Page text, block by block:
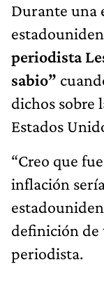
Durante una
periodista
sabio”
dichos sobre
Estados
“Creo que
inflación
definición de
periodista.